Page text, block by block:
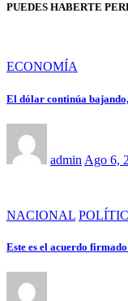
PUEDES HABERTE
ECONOMÍA
El dólar continúa bajando,
admin Ago 6,
NACIONAL
Este es el acuerdo